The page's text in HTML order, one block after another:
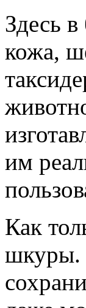
Здесь
кожа,
им
Как
шкуры.